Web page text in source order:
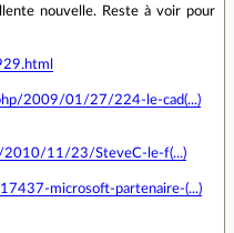
nouvelle. Reste à voir pour
2009/01/27/224-le-cad(...)
2010/11/23/SteveC-le-f(...)
microsoft-partenaire-(...)